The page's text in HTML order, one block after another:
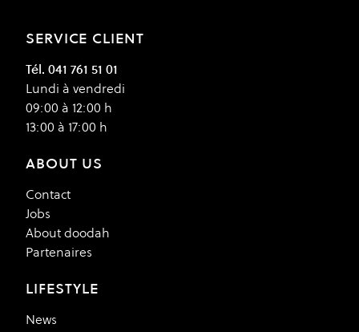
SERVICE CLIENT
Tél. 041 761 51 01
Lundi à vendredi
09:00 à 12:00 h
13:00 à 17:00 h
ABOUT US
Contact
Jobs
About doodah
Partenaires
LIFESTYLE
News